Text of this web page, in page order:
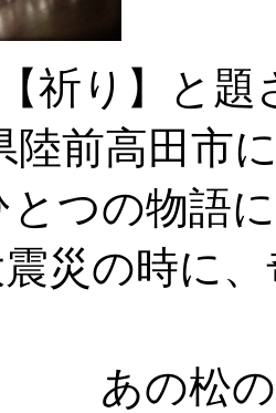
【祈り】と
陸前高田市
とつの物語
災の時に
あの松